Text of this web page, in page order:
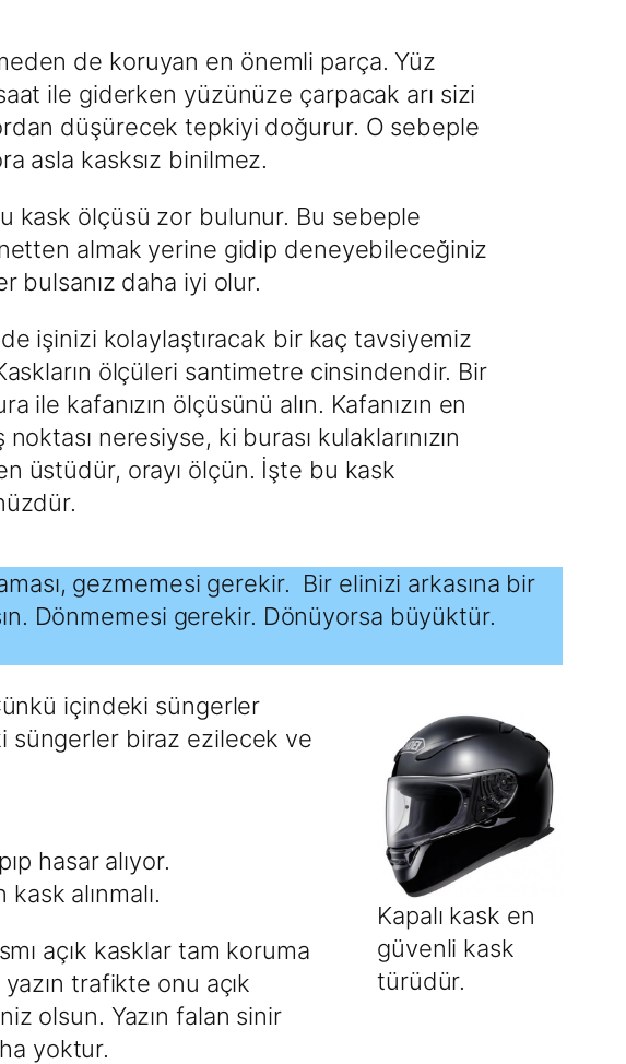
de koruyan en önemli parça. Yüz
ile giderken yüzünüze çarpacak arı sizi
düşürecek tepkiyi doğurur. O sebeple
asla kasksız binilmez.
kask ölçüsü zor bulunur. Bu sebeple
almak yerine gidip deneyebileceğiniz
bulsanız daha iyi olur.
işinizi kolaylaştıracak bir kaç tavsiyemiz
ölçüleri santimetre cinsindendir. Bir
ile kafanızın ölçüsünü alın. Kafanızın en
noktası neresiyse, ki burası kulaklarınızın
üstüdür, orayı ölçün. İşte bu kask
gezmemesi gerekir. Bir elinizi arkasına bir
Dönmemesi gerekir. Dönüyorsa büyüktür.
Kapalı kask en
güvenli kask
türüdür.
içindeki süngerler
süngerler biraz ezilecek ve
hasar alıyor.
alınmalı.
açık kasklar tam koruma
trafikte onu açık
olsun. Yazın falan sinir
yoktur.